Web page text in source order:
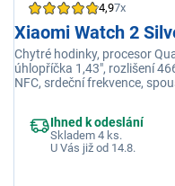
4,97x
Xiaomi Watch 2
Chytré hodinky, procesor
úhlopříčka 1,43", rozlišení
NFC, srdeční frekvence,
Ihned k odeslání
Skladem 4 ks.
U Vás již od 14.8.